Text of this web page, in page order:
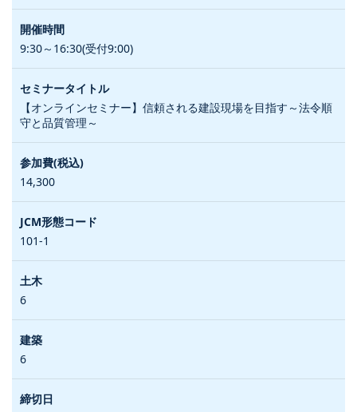
9:30～16:30(受付9:00)
【オンラインセミナー】信頼される建設現場を目指す～法令順
守と品質管理～
14,300
101-1
6
6